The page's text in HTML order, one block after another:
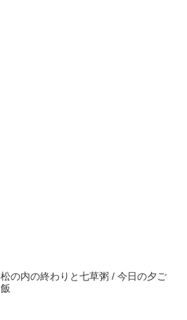
松の内の終わりと七草粥 / 今日の夕ご
飯